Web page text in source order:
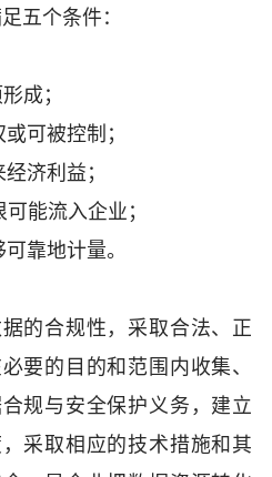
五个条件：
成；
可被控制；
济利益；
能流入企业；
靠地计量。
的合规性，采取合法、正
要的目的和范围内收集、
规与安全保护义务，建立
采取相应的技术措施和其